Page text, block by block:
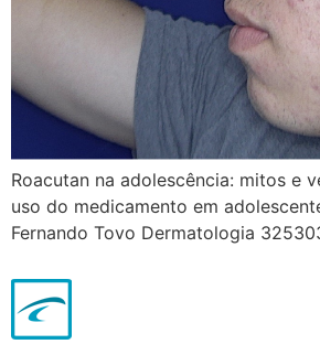
Roacutan na adolescência: mitos e
uso do medicamento em
Fernando Tovo Dermatologia